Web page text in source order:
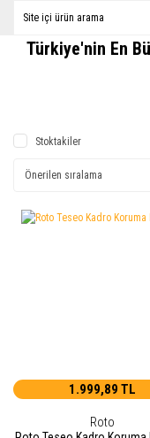
Türkiye'nin En
Stoktakiler
1.999,89 TL
Roto